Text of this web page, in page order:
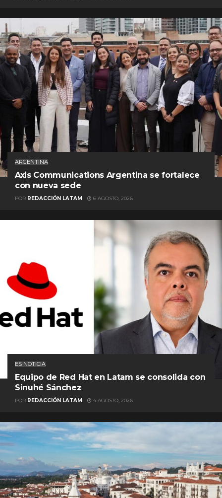
ARGENTINA
Axis Communications Argentina se fortalece
con nueva sede
POR REDACCIÓN LATAM 6 AGOSTO, 2026
ES NOTICIA
Equipo de Red Hat en Latam se consolida con
Sinuhé Sánchez
POR REDACCIÓN LATAM 4 AGOSTO, 2026